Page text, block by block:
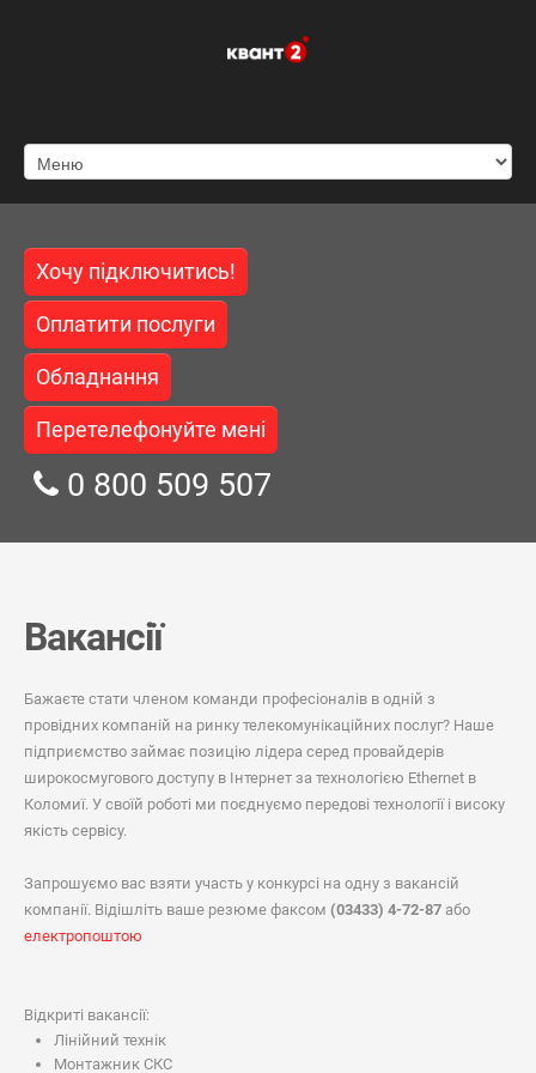
Хочу підключитись!
Оплатити послуги
Обладнання
Перетелефонуйте мені
0 800 509 507
Вакансії
Бажаєте стати членом команди професіоналів в одній з
провідних компаній на ринку телекомунікаційних послуг? Наше
підприємство займає позицію лідера серед провайдерів
широкосмугового доступу в Інтернет за технологією Ethernet в
Коломиї. У своїй роботі ми поєднуємо передові технології і високу
якість сервісу.
Запрошуємо вас взяти участь у конкурсі на одну з вакансій
компанії. Відішліть ваше резюме факсом (03433) 4-72-87 або
електропоштою
Відкриті вакансії:
Лінійний технік
Монтажник СКС